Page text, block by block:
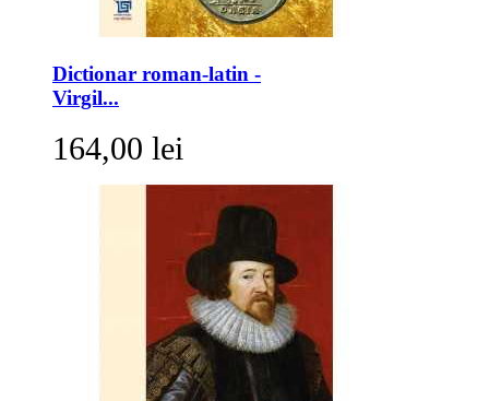
Dictionar roman-latin -
Virgil...
164,00 lei